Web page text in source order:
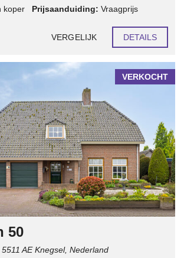
koper Prijsaanduiding: Vraagprijs
VERGELIJK DETAILS
VERKOCHT
50
AE Knegsel, Nederland